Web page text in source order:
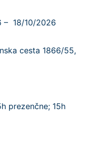
– 18/10/2026
cesta 1866/55,
prezenčne; 15h